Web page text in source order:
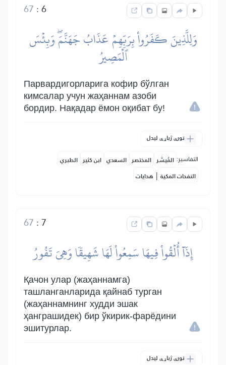
6
:
67
وَلِلَّذِينَ كَفَرُواْ بِرَبِّهِمۡ عَذَابُ جَهَنَّمَۖ وَبِئۡسَ
ٱلۡمَصِيرُ
Парвардигорларига кофир бўлган
кимсалар учун жаҳаннам азоби
бордир. Нақадар ёмон оқибат бу!
نورې ژباړې لیدل
التفاسير: المُيسَّر المختصر السعدي ابن كثير الطبري
النفحات المكية | هدايات
7
:
67
إِذَآ أُلۡقُواْ فِيهَا سَمِعُواْ لَهَا شَهِيقٗا وَهِيَ تَفُورُ
Қачон улар (жаҳаннамга)
ташланганларида қайнаб турган
(жаҳаннамнинг худди эшак
ҳанграшидек) бир ўкирик-фарёдини
эшитурлар.
نورې ژباړې لیدل